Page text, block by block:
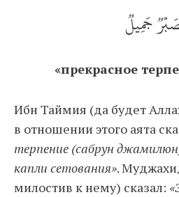
جَمِيلٞ
«прекрасное
Ибн Таймия (да будет
в отношении этого аята
терпение (сабрун
капли сетования».
милостив к нему) сказал: